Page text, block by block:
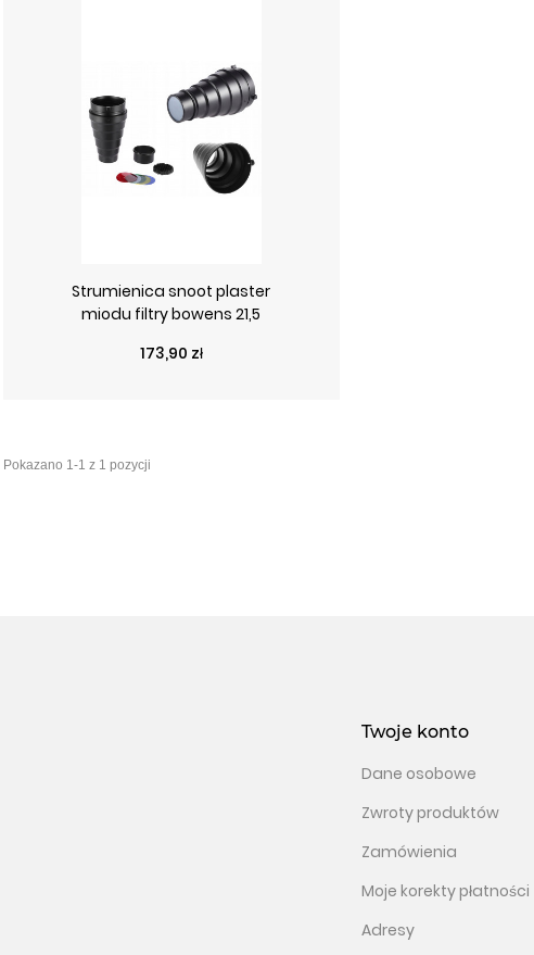
Strumienica snoot plaster
miodu filtry bowens 21,5
Cena
173,90 zł
Twoje konto
Dane osobowe
Zwroty produktów
Zamówienia
Moje korekty płatności
Adresy